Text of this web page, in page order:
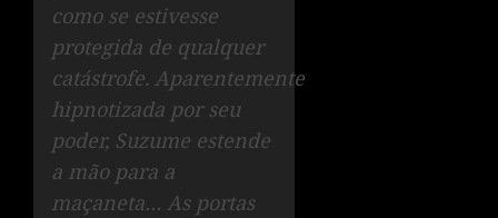
como se estivesse
protegida de qualquer
catástrofe. Aparentemente
hipnotizada por seu
poder, Suzume estende
a mão para a
maçaneta… As portas